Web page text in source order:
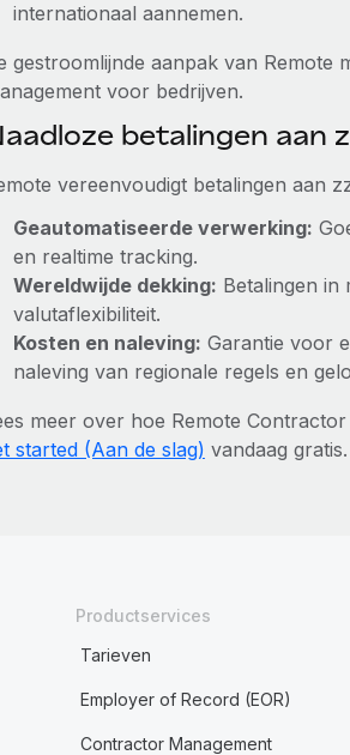
internationaal aannemen.
gestroomlijnde aanpak van Remote
voor bedrijven.
betalingen aan
vereenvoudigt betalingen aan
Geautomatiseerde verwerking:
en realtime tracking.
Wereldwijde dekking: Betalingen in
valutaflexibiliteit.
Kosten en naleving: Garantie voor
naleving van regionale regels en
meer over hoe Remote
started (Aan de slag) vandaag gratis.
Productservices
Tarieven
Employer of Record (EOR)
Contractor Management